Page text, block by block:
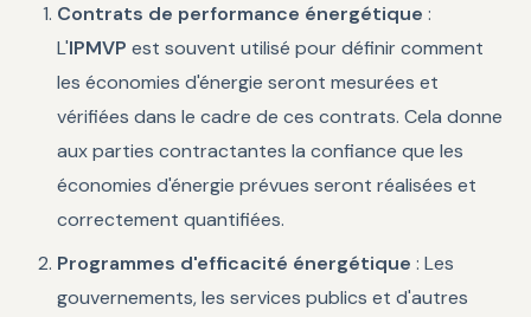
Contrats de performance énergétique :
L'IPMVP est souvent utilisé pour définir comment
les économies d'énergie seront mesurées et
vérifiées dans le cadre de ces contrats. Cela donne
aux parties contractantes la confiance que les
économies d'énergie prévues seront réalisées et
correctement quantifiées.
Programmes d'efficacité énergétique : Les
gouvernements, les services publics et d'autres